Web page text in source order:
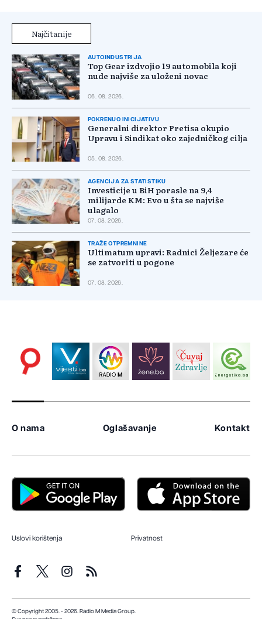
Najčitanije
AUTOINDUSTRIJA
Top Gear izdvojio 19 automobila koji
nude najviše za uloženi novac
06. 08. 2026.
POKRENUO INICIJATIVU
Generalni direktor Pretisa okupio
Upravu i Sindikat oko zajedničkog cilja
05. 08. 2026.
AGENCIJA ZA STATISTIKU
Investicije u BiH porasle na 9,4
milijarde KM: Evo u šta se najviše
ulagalo
07. 08. 2026.
TRAŽE OTPREMNINE
Ultimatum upravi: Radnici Željezare će
se zatvoriti u pogone
07. 08. 2026.
O nama Oglašavanje Kontakt
Uslovi korištenja Privatnost
© Copyright 2005. - 2026. Radio M Media Group.